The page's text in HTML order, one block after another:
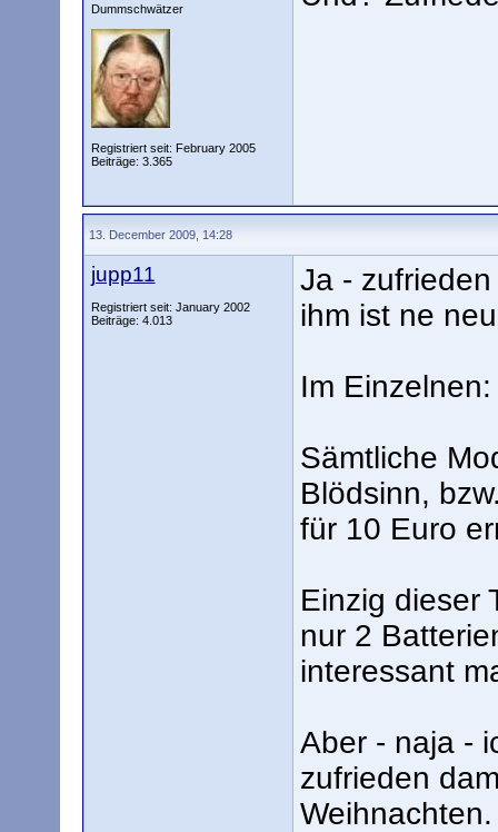
Dummschwätzer
Registriert seit: February 2005
Beiträge: 3.365
13. December 2009, 14:28
jupp11
Registriert seit: January 2002
Beiträge: 4.013
Ja -
ihm ist ne
Im Einzelnen:
Sämtliche
Blödsinn,
für 10 Euro
Einzig dieser
nur 2
interessant
Aber - naja -
zufrieden
Weihnachten.